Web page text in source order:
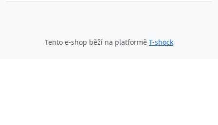
Tento e-shop běží na platformě T-shock